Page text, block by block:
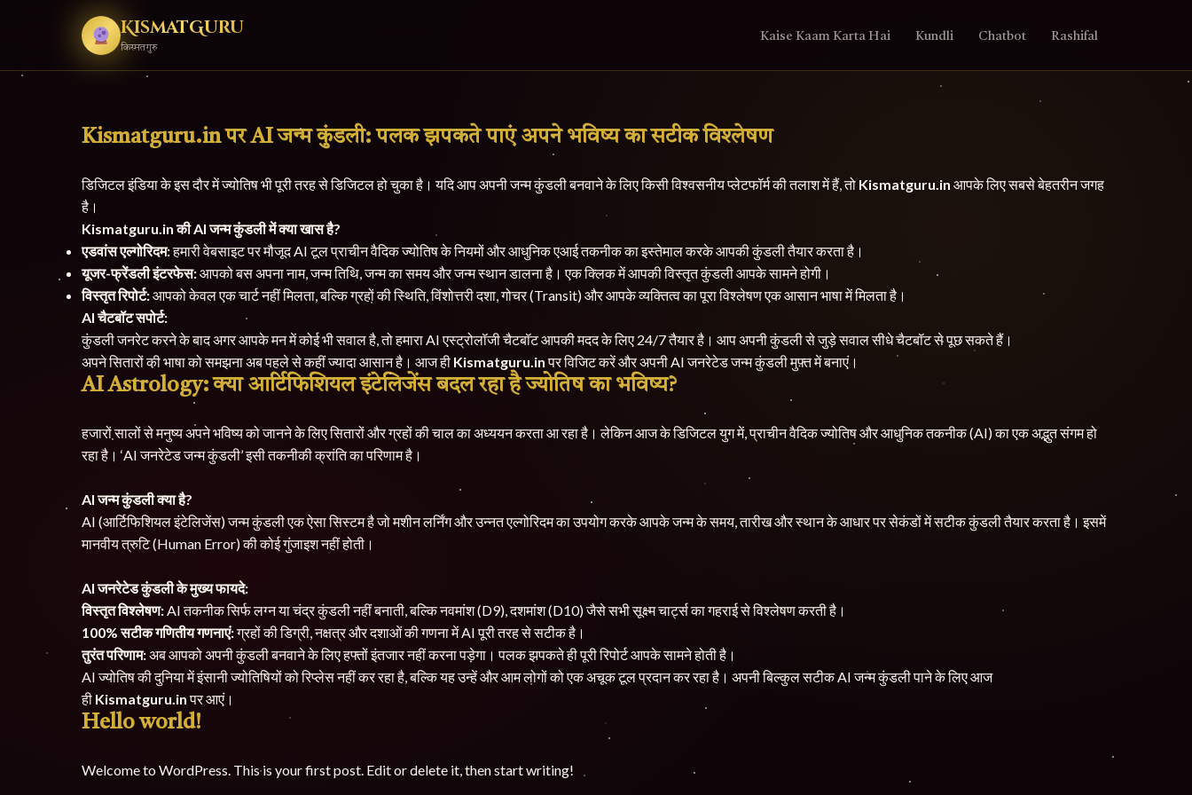
KismatGuru
किस्मतगुरु
Kaise Kaam Karta Hai Kundli Chatbot Rashifal
Kismatguru.in पर AI जन्म कुंडली: पलक झपकते पाएं अपने भविष्य का सटीक विश्लेषण
डिजिटल इंडिया के इस दौर में ज्योतिष भी पूरी तरह से डिजिटल हो चुका है। यदि आप अपनी जन्म कुंडली बनवाने के लिए किसी विश्वसनीय प्लेटफॉर्म की तलाश में हैं, तो Kismatguru.in आपके लिए सबसे बेहतरीन जगह
है।
Kismatguru.in की AI जन्म कुंडली में क्या खास है?
एडवांस एल्गोरिदम:हमारी वेबसाइट पर मौजूद AI टूल प्राचीन वैदिक ज्योतिष के नियमों और आधुनिक एआई तकनीक का इस्तेमाल करके आपकी कुंडली तैयार करता है।
यूजर-फ्रेंडली इंटरफेस:आपको बस अपना नाम, जन्म तिथि, जन्म का समय और जन्म स्थान डालना है। एक क्लिक में आपकी विस्तृत कुंडली आपके सामने होगी।
विस्तृत रिपोर्ट:आपको केवल एक चार्ट नहीं मिलता, बल्कि ग्रहों की स्थिति, विंशोत्तरी दशा, गोचर (Transit) और आपके व्यक्तित्व का पूरा विश्लेषण एक आसान भाषा में मिलता है।
AI चैटबॉट सपोर्ट:
कुंडली जनरेट करने के बाद अगर आपके मन में कोई भी सवाल है, तो हमारा AI एस्ट्रोलॉजी चैटबॉट आपकी मदद के लिए 24/7 तैयार है। आप अपनी कुंडली से जुड़े सवाल सीधे चैटबॉट से पूछ सकते हैं।
अपने सितारों की भाषा को समझना अब पहले से कहीं ज्यादा आसान है। आज ही Kismatguru.inपर विजिट करें और अपनी AI जनरेटेड जन्म कुंडली मुफ़्त में बनाएं।
AI Astrology: क्या आर्टिफिशियल इंटेलिजेंस बदल रहा है ज्योतिष का भविष्य?
हजारों सालों से मनुष्य अपने भविष्य को जानने के लिए सितारों और ग्रहों की चाल का अध्ययन करता आ रहा है। लेकिन आज के डिजिटल युग में, प्राचीन वैदिक ज्योतिष और आधुनिक तकनीक (AI) का एक अद्भुत संगम हो
रहा है। ‘AI जनरेटेड जन्म कुंडली’ इसी तकनीकी क्रांति का परिणाम है।
AI जन्म कुंडली क्या है?
AI (आर्टिफिशियल इंटेलिजेंस) जन्म कुंडली एक ऐसा सिस्टम है जो मशीन लर्निंग और उन्नत एल्गोरिदम का उपयोग करके आपके जन्म के समय, तारीख और स्थान के आधार पर सेकंडों में सटीक कुंडली तैयार करता है। इसमें
मानवीय त्रुटि (Human Error) की कोई गुंजाइश नहीं होती।
AI जनरेटेड कुंडली के मुख्य फायदे:
विस्तृत विश्लेषण:AI तकनीक सिर्फ लग्न या चंद्र कुंडली नहीं बनाती, बल्कि नवमांश (D9), दशमांश (D10) जैसे सभी सूक्ष्म चार्ट्स का गहराई से विश्लेषण करती है।
100% सटीक गणितीय गणनाएं:ग्रहों की डिग्री, नक्षत्र और दशाओं की गणना में AI पूरी तरह से सटीक है।
तुरंत परिणाम:अब आपको अपनी कुंडली बनवाने के लिए हफ्तों इंतजार नहीं करना पड़ेगा। पलक झपकते ही पूरी रिपोर्ट आपके सामने होती है।
AI ज्योतिष की दुनिया में इंसानी ज्योतिषियों को रिप्लेस नहीं कर रहा है, बल्कि यह उन्हें और आम लोगों को एक अचूक टूल प्रदान कर रहा है। अपनी बिल्कुल सटीक AI जन्म कुंडली पाने के लिए आज
ही Kismatguru.inपर आएं।
Hello world!
Welcome to WordPress. This is your first post. Edit or delete it, then start writing!